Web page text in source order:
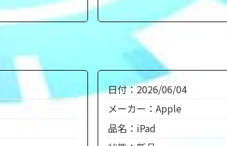
日付：2026/06/04
メーカー：Apple
品名：iPad